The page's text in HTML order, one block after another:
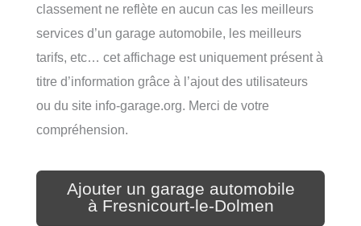
classement ne reflète en aucun cas les meilleurs
services d’un garage automobile, les meilleurs
tarifs, etc… cet affichage est uniquement présent à
titre d’information grâce à l’ajout des utilisateurs
ou du site info-garage.org. Merci de votre
compréhension.
Ajouter un garage automobile
à Fresnicourt-le-Dolmen